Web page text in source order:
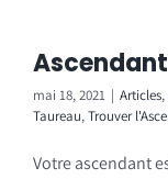
mai 18, 2021 | Articles,
Taureau,Trouver
Votre ascendant